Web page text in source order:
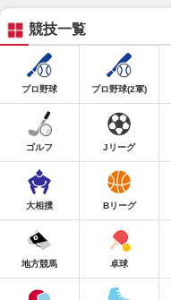
競技一覧
プロ野球 プロ野球(2軍)
ゴルフ Jリーグ
大相撲 Bリーグ
地方競馬 卓球